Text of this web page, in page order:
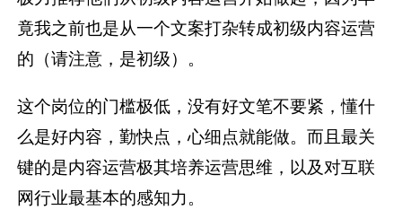
竟我之前也是从一个文案打杂转成初级内容运营
的（请注意，是初级）。
这个岗位的门槛极低，没有好文笔不要紧，懂什
么是好内容，勤快点，心细点就能做。而且最关
键的是内容运营极其培养运营思维，以及对互联
网行业最基本的感知力。